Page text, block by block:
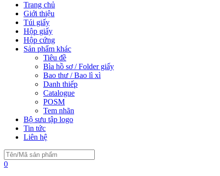
Trang chủ
Giới thiệu
Túi giấy
Hộp giấy
Hộp cứng
Sản phẩm khác
Tiêu đề
Bìa hồ sơ / Folder giấy
Bao thư / Bao lì xì
Danh thiếp
Catalogue
POSM
Tem nhãn
Bộ sưu tập logo
Tin tức
Liên hệ
0